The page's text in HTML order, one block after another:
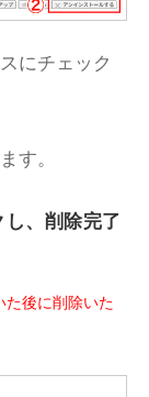
にチェック
す。
し、削除完了
た後に削除いた